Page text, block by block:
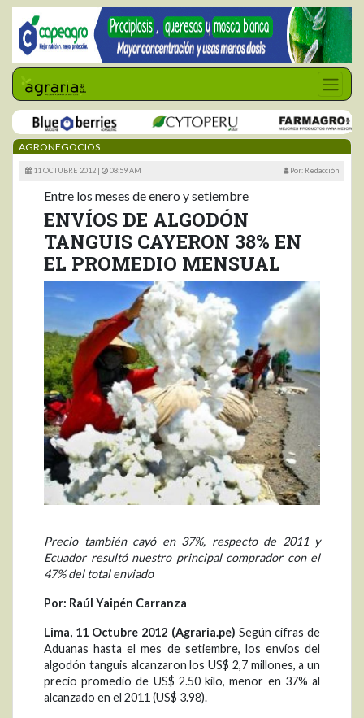
AGRONEGOCIOS
11 OCTUBRE 2012 | 08:59 AM Por: Redacción
Entre los meses de enero y setiembre
ENVÍOS DE ALGODÓN
TANGUIS CAYERON 38% EN
EL PROMEDIO MENSUAL
Precio también cayó en 37%, respecto de 2011 y
Ecuador resultó nuestro principal comprador con el
47% del total enviado
Por: Raúl Yaipén Carranza
Lima, 11 Octubre 2012 (Agraria.pe) Según cifras de
Aduanas hasta el mes de setiembre, los envíos del
algodón tanguis alcanzaron los US$ 2,7 millones, a un
precio promedio de US$ 2.50 kilo, menor en 37% al
alcanzado en el 2011 (US$ 3.98).